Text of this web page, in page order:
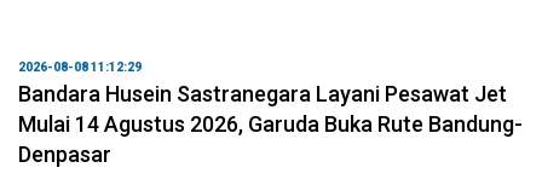
2026-08-08 11:12:29
Bandara Husein Sastranegara Layani Pesawat Jet
Mulai 14 Agustus 2026, Garuda Buka Rute Bandung-
Denpasar